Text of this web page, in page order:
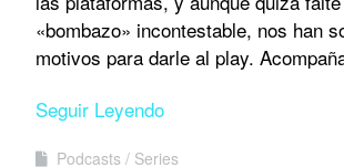
«bombazo» incontestable, nos han
motivos para darle al play.
Seguir Leyendo
Podcasts
Series